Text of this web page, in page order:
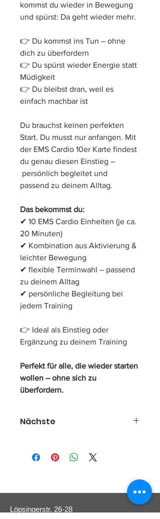
kommst du wieder in Bewegung
und spürst: Da geht wieder mehr.
👉 Du kommst ins Tun – ohne
dich zu überfordern
👉 Du spürst wieder Energie statt
Müdigkeit
👉 Du bleibst dran, weil es
einfach machbar ist
Du brauchst keinen perfekten
Start. Du musst nur anfangen. Mit
der EMS Cardio 10er Karte findest
du genau diesen Einstieg –
persönlich begleitet und
passend zu deinem Alltag.
Das bekommst du:
✔ 10 EMS Cardio Einheiten (je ca.
20 Minuten)
✔ Kombination aus Aktivierung &
leichter Bewegung
✔ flexible Terminwahl – passend
zu deinem Alltag
✔ persönliche Begleitung bei
jedem Training
👉 Ideal als Einstieg oder
Ergänzung zu deinem Training
Perfekt für alle, die wieder starten
wollen – ohne sich zu
überfordern.
Nächste
Beratungstermin:
👉Oder sichere dir deinen Platz
verbindlich über den Warenkorb - wir
melden uns dann persönlich bei dir
Löpsingerstr. 26-28